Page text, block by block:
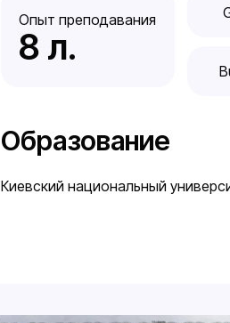
Опыт преподавания
8 л.
Образование
Киевский национальный